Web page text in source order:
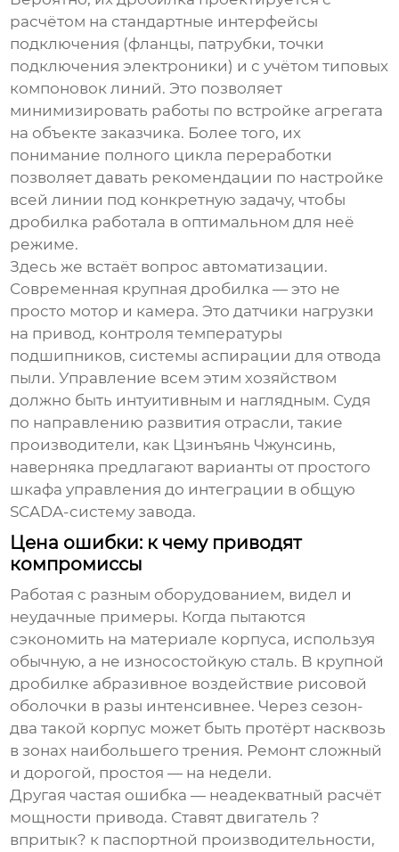
расчётом на стандартные интерфейсы
подключения (фланцы, патрубки, точки
подключения электроники) и с учётом типовых
компоновок линий. Это позволяет
минимизировать работы по встройке агрегата
на объекте заказчика. Более того, их
понимание полного цикла переработки
позволяет давать рекомендации по настройке
всей линии под конкретную задачу, чтобы
дробилка работала в оптимальном для неё
режиме.
Здесь же встаёт вопрос автоматизации.
Современная крупная дробилка — это не
просто мотор и камера. Это датчики нагрузки
на привод, контроля температуры
подшипников, системы аспирации для отвода
пыли. Управление всем этим хозяйством
должно быть интуитивным и наглядным. Судя
по направлению развития отрасли, такие
производители, как Цзинъянь Чжунсинь,
наверняка предлагают варианты от простого
шкафа управления до интеграции в общую
SCADA-систему завода.
Цена ошибки: к чему приводят
компромиссы
Работая с разным оборудованием, видел и
неудачные примеры. Когда пытаются
сэкономить на материале корпуса, используя
обычную, а не износостойкую сталь. В крупной
дробилке абразивное воздействие рисовой
оболочки в разы интенсивнее. Через сезон-
два такой корпус может быть протёрт насквозь
в зонах наибольшего трения. Ремонт сложный
и дорогой, простоя — на недели.
Другая частая ошибка — неадекватный расчёт
мощности привода. Ставят двигатель ?
впритык? к паспортной производительности,